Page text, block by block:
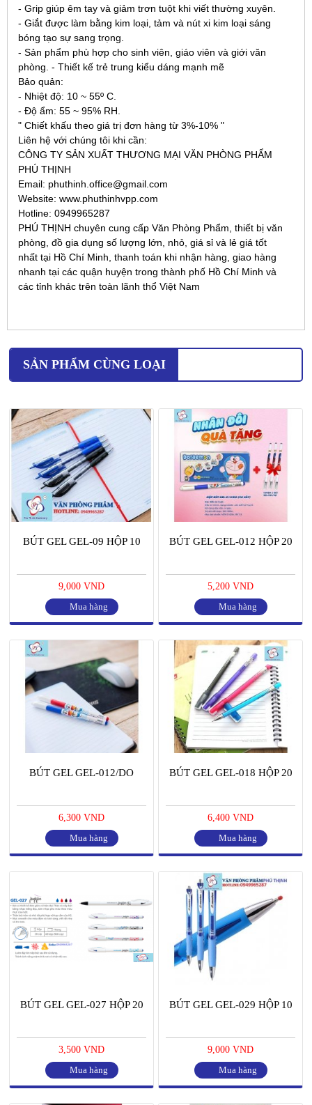
- Grip giúp êm tay và giảm trơn tuột khi viết thường xuyên.
- Giắt được làm bằng kim loại, tảm và nút xi kim loại sáng
bóng tạo sự sang trọng.
- Sản phẩm phù hợp cho sinh viên, giáo viên và giới văn
phòng. - Thiết kế trẻ trung kiểu dáng mạnh mẽ
Bảo quản:
- Nhiệt độ: 10 ~ 55º C.
- Độ ẩm: 55 ~ 95% RH.
" Chiết khấu theo giá trị đơn hàng từ 3%-10% "
Liên hệ với chúng tôi khi cần:
CÔNG TY SẢN XUẤT THƯƠNG MẠI VĂN PHÒNG PHẨM
PHÚ THỊNH
Email: phuthinh.office@gmail.com
Website: www.phuthinhvpp.com
Hotline: 0949965287
PHÚ THỊNH chuyên cung cấp Văn Phòng Phẩm, thiết bị văn
phòng, đồ gia dụng số lượng lớn, nhỏ, giá sỉ và lẻ giá tốt
nhất tại Hồ Chí Minh, thanh toán khi nhận hàng, giao hàng
nhanh tại các quận huyện trong thành phố Hồ Chí Minh và
các tỉnh khác trên toàn lãnh thổ Việt Nam
SẢN PHẨM CÙNG LOẠI
BÚT GEL GEL-09 HỘP 10
9,000 VND
Mua hàng
BÚT GEL GEL-012 HỘP 20
5,200 VND
Mua hàng
BÚT GEL GEL-012/DO
6,300 VND
Mua hàng
BÚT GEL GEL-018 HỘP 20
6,400 VND
Mua hàng
BÚT GEL GEL-027 HỘP 20
3,500 VND
Mua hàng
BÚT GEL GEL-029 HỘP 10
9,000 VND
Mua hàng